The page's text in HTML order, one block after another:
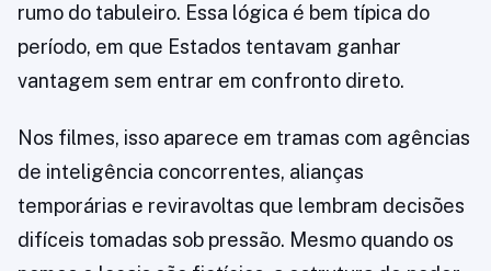
rumo do tabuleiro. Essa lógica é bem típica do
período, em que Estados tentavam ganhar
vantagem sem entrar em confronto direto.
Nos filmes, isso aparece em tramas com agências
de inteligência concorrentes, alianças
temporárias e reviravoltas que lembram decisões
difíceis tomadas sob pressão. Mesmo quando os